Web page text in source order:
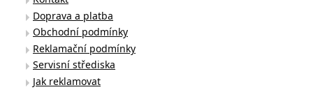
Doprava a platba
Obchodní podmínky
Reklamační podmínky
Servisní střediska
Jak reklamovat